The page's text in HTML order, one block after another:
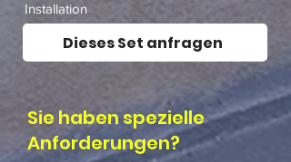
Installation
Dieses Set anfragen
Sie haben spezielle
Anforderungen?